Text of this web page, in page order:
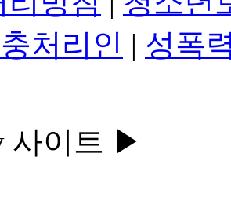
처리인 | 성폭
사이트 ▶